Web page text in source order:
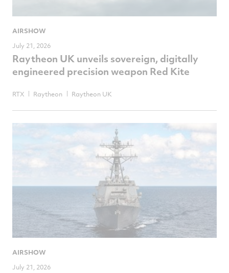
AIRSHOW
July 21, 2026
Raytheon UK unveils sovereign, digitally
engineered precision weapon Red Kite
RTX Raytheon Raytheon UK
AIRSHOW
July 21, 2026